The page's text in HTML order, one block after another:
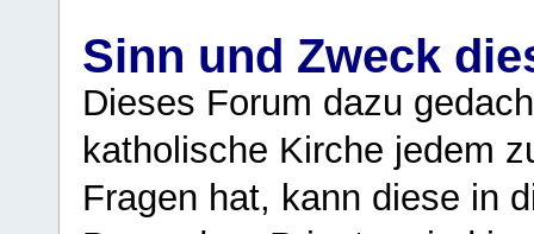
Sinn und Zweck
Dieses Forum dazu
katholische Kirche jedem
Fragen hat, kann diese in